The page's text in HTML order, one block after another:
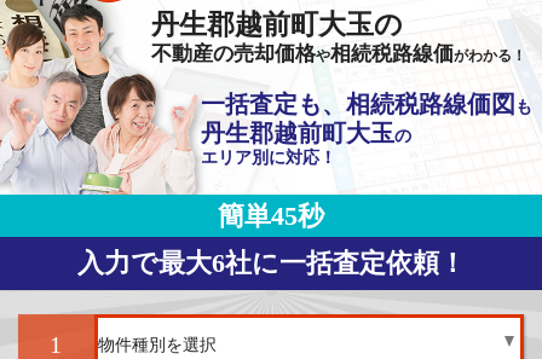
丹生郡越前町大玉の
不動産の売却価格や相続税路線価がわかる！
一括査定も、相続税路線価図 も
丹生郡越前町大玉の
エリア別に対応！
簡単45秒
入力で最大6社に一括査定依頼！
1